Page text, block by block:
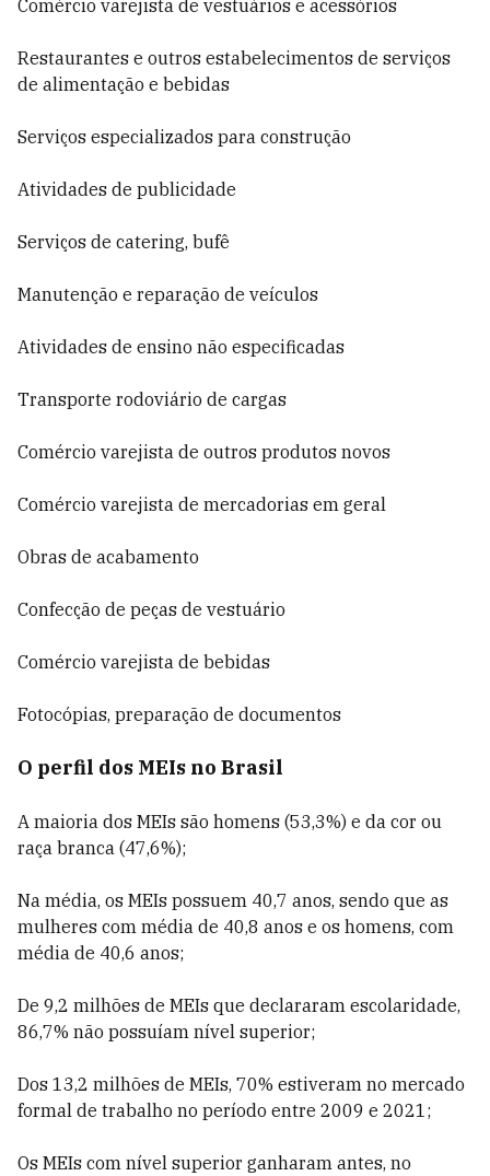
Comércio varejista de vestuários e acessórios
Restaurantes e outros estabelecimentos de serviços
de alimentação e bebidas
Serviços especializados para construção
Atividades de publicidade
Serviços de catering, bufê
Manutenção e reparação de veículos
Atividades de ensino não especificadas
Transporte rodoviário de cargas
Comércio varejista de outros produtos novos
Comércio varejista de mercadorias em geral
Obras de acabamento
Confecção de peças de vestuário
Comércio varejista de bebidas
Fotocópias, preparação de documentos
O perfil dos MEIs no Brasil
A maioria dos MEIs são homens (53,3%) e da cor ou
raça branca (47,6%);
Na média, os MEIs possuem 40,7 anos, sendo que as
mulheres com média de 40,8 anos e os homens, com
média de 40,6 anos;
De 9,2 milhões de MEIs que declararam escolaridade,
86,7% não possuíam nível superior;
Dos 13,2 milhões de MEIs, 70% estiveram no mercado
formal de trabalho no período entre 2009 e 2021;
Os MEIs com nível superior ganharam antes, no